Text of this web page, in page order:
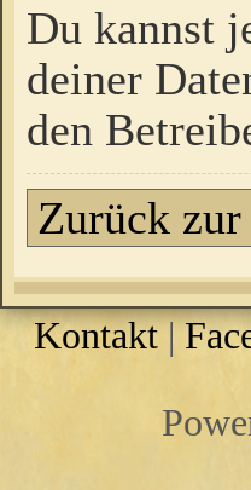
Du kannst
deiner
den
Zurück zur
Kontakt |